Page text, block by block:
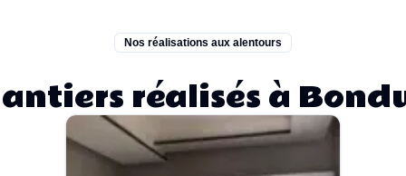
Nos réalisations aux alentours
réalisés à